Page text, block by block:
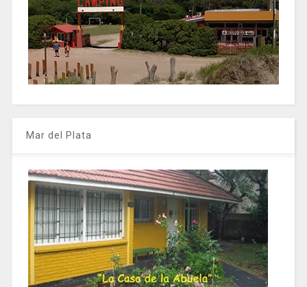
Mar del Plata